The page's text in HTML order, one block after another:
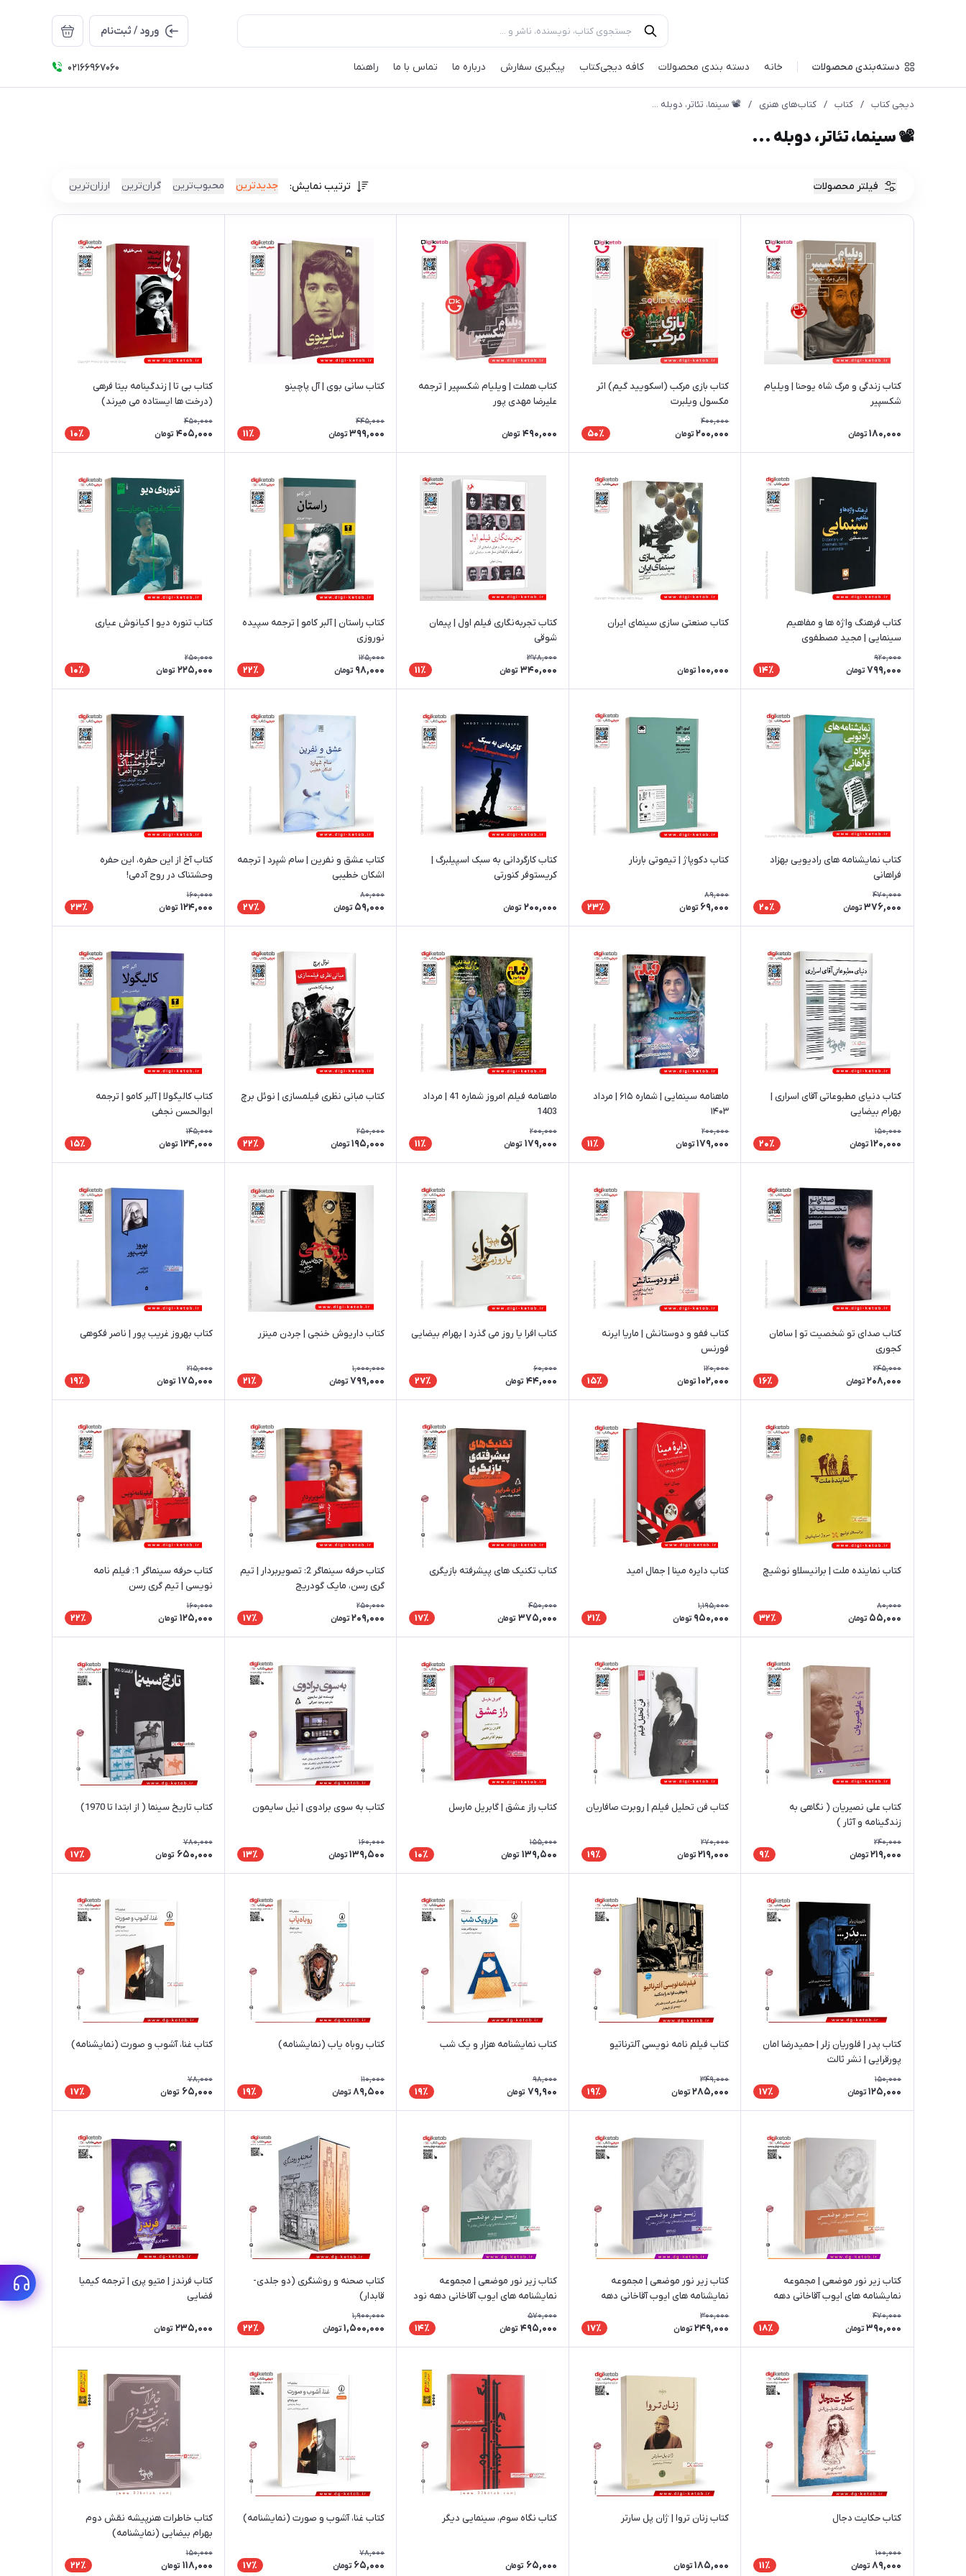
ورود / ثبت‌نام
دسته‌بندی محصولات خانه دسته بندی محصولات کافه‌ دیجی‌کتاب پیگیری سفارش درباره ما تماس با ما راهنما ۰۲۱66967060
دیجی کتاب / کتاب / کتاب‌‌های هنری / 📽︎ سینما، تئاتر، دوبله ...
📽︎ سینما، تئاتر، دوبله ...
فیلتر محصولات ترتیب نمایش: جدیدترین محبوب‌ترین گران‌ترین ارزان‌ترین
کتاب زندگی و مرگ شاه یوحنا | ویلیام
شکسپیر
180,000 تومان
کتاب بازی مرکب (اسکویید گیم) اثر
مکسول ویلبرت
400,000
200,000 تومان 50٪
کتاب هملت | ویلیام شکسپیر | ترجمه
علیرضا مهدی پور
490,000 تومان
کتاب سانی بوی | آل پاچینو
445,000
399,000 تومان 11٪
کتاب بی تا | زندگینامه بیتا فرهی
(درخت ها ایستاده می میرند)
450,000
405,000 تومان 10٪
کتاب فرهنگ واژه ها و مفاهیم
سینمایی | مجید مصطفوی
920,000
799,000 تومان 14٪
کتاب صنعتی‌ سازی سینمای ایران
100,000 تومان
کتاب تجربه‌نگاری فیلم اول | پیمان
شوقی
378,000
340,000 تومان 11٪
کتاب راستان | آلبر کامو | ترجمه سپیده
نوروزی
125,000
98,000 تومان 22٪
کتاب تنوره دیو | کیانوش عیاری
250,000
225,000 تومان 10٪
کتاب نمایشنامه های رادیویی بهزاد
فراهانی
470,000
376,000 تومان 20٪
کتاب دکوپاژ | تیموتی بارنار
89,000
69,000 تومان 23٪
کتاب کارگردانی به سبک اسپیلبرگ |
کریستوفر کنورتی
200,000 تومان
کتاب عشق و نفرین | سام شپرد | ترجمه
اشکان خطیبی
80,000
59,000 تومان 27٪
کتاب آخ از این حفره، این حفره
وحشتناک در روح آدمی!
160,000
124,000 تومان 23٪
کتاب دنیای مطبوعاتی آقای اسراری |
بهرام بیضایی
150,000
120,000 تومان 20٪
ماهنامه سینمایی | شماره ۶۱۵ | مرداد
۱۴۰۳
200,000
179,000 تومان 11٪
ماهنامه فیلم امروز شماره 41 | مرداد
1403
200,000
179,000 تومان 11٪
کتاب مبانی نظری فیلمسازی | نوئل برچ
250,000
195,000 تومان 22٪
کتاب کالیگولا | آلبر کامو | ترجمه
ابوالحسن نجفی
145,000
124,000 تومان 15٪
کتاب صدای تو شخصیت تو | سامان
کجوری
245,000
208,000 تومان 16٪
کتاب ففو و دوستانش | ماریا ایرنه
فورنس
120,000
102,000 تومان 15٪
کتاب افرا یا روز می گذرد | بهرام بیضایی
60,000
44,000 تومان 27٪
کتاب داریوش خنجی | جردن مینزر
1,000,000
799,000 تومان 21٪
کتاب بهروز غریب پور | ناصر فکوهی
215,000
175,000 تومان 19٪
کتاب نماینده ملت | برانیسلاو نوشیچ
80,000
55,000 تومان 32٪
کتاب دایره مینا | جمال امید
1,195,000
950,000 تومان 21٪
کتاب تکنیک های پیشرفته بازیگری
450,000
375,000 تومان 17٪
کتاب حرفه سینماگر 2: تصویربردار | تیم
گری رسن‮، مایک گودریج
250,000
209,000 تومان 17٪
کتاب حرفه سینماگر 1: فیلم نامه
نویسی | تیم گری رسن‮
160,000
125,000 تومان 22٪
کتاب علی نصیریان ( نگاهی به
زندگینامه و آثار )
240,000
219,000 تومان 9٪
کتاب فن تحلیل فیلم | روبرت صافاریان
270,000
219,000 تومان 19٪
کتاب راز عشق | گابریل مارسل
155,000
139,500 تومان 10٪
کتاب به سوی برادوی | نیل سایمون
160,000
139,500 تومان 13٪
کتاب تاریخ سینما ( از ابتدا تا 1970)
780,000
650,000 تومان 17٪
کتاب پدر | فلوریان زلر | حمیدرضا امان
پورقرایی | نشر ثالث
150,000
125,000 تومان 17٪
کتاب فیلم نامه نویسی آلترناتیو
349,000
285,000 تومان 19٪
کتاب نمایشنامه هزار و یک شب
98,000
79,900 تومان 19٪
کتاب روباه یاب (نمایشنامه)
110,000
89,500 تومان 19٪
کتاب غنا، آشوب و صورت (نمایشنامه)
78,000
65,000 تومان 17٪
کتاب زیر نور موضعی | مجموعه
نمایشنامه های ایوب آقاخانی دهه
هشتاد (80)
470,000
390,000 تومان 18٪
کتاب زیر نور موضعی | مجموعه
نمایشنامه های ایوب آقاخانی دهه
هفتاد (70)
300,000
249,000 تومان 17٪
کتاب زیر نور موضعی | مجموعه
نمایشنامه های ایوب آقاخانی دهه نود
570,000
495,000 تومان 14٪
کتاب صحنه و روشنگری (دو جلدی-
قابدار)
1,900,000
1,500,000 تومان 22٪
کتاب فرندز | متیو پری | ترجمه کیمیا
فضایی
235,000 تومان
کتاب حکایت دجال
100,000
89,000 تومان 11٪
کتاب زنان تروا | ژان پل سارتر
185,000 تومان
کتاب نگاه سوم، سینمایی دیگر
65,000 تومان
کتاب غنا، آشوب و صورت (نمایشنامه)
78,000
65,000 تومان 17٪
کتاب خاطرات هنرپیشه نقش دوم
بهرام بیضایی (نمایشنامه)
150,000
118,000 تومان 22٪